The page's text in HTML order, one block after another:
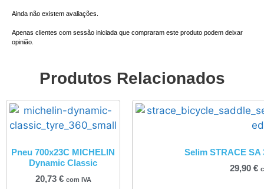
Ainda não existem avaliações.
Apenas clientes com sessão iniciada que compraram este produto podem deixar
opinião.
Produtos Relacionados
Pneu 700x23C MICHELIN
Dynamic Classic
20,73 € com IVA
Selim STRACE SA
29,90 €